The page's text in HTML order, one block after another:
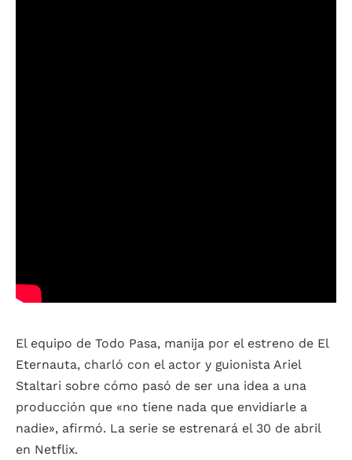
El equipo de Todo Pasa, manija por el estreno de El
Eternauta, charló con el actor y guionista Ariel
Staltari sobre cómo pasó de ser una idea a una
producción que «no tiene nada que envidiarle a
nadie», afirmó. La serie se estrenará el 30 de abril
en Netflix.